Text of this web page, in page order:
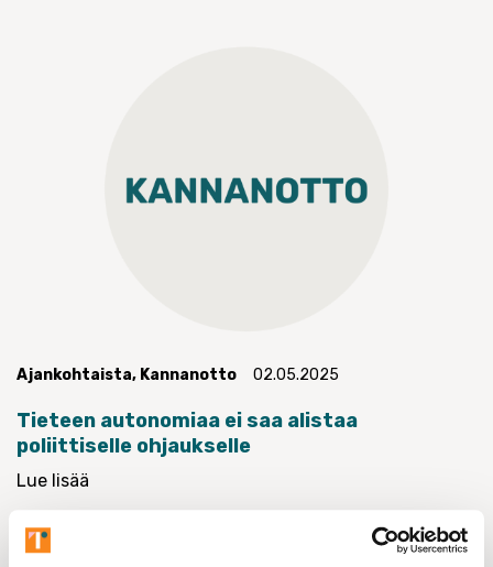
Ajankohtaista, Kannanotto 02.05.2025
Tieteen autonomiaa ei saa alistaa
poliittiselle ohjaukselle
Lue lisää